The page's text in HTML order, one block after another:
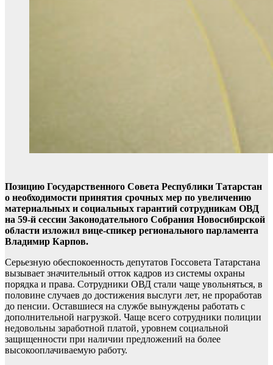
Позицию Государственного Совета Республики Татарстан
о необходимости принятия срочных мер по увеличению
материальных и социальных гарантий сотрудникам ОВД
на 59-й сессии Законодательного Собрания Новосибирской
области изложил вице-спикер регионального парламента
Владимир Карпов.
Серьезную обеспокоенность депутатов Госсовета Татарстана
вызывает значительный отток кадров из системы охраны
порядка и права. Сотрудники ОВД стали чаще увольняться, в
половине случаев до достижения выслуги лет, не проработав
до пенсии. Оставшиеся на службе вынуждены работать с
дополнительной нагрузкой. Чаще всего сотрудники полиции
недовольны заработной платой, уровнем социальной
защищенности при наличии предложений на более
высокооплачиваемую работу.